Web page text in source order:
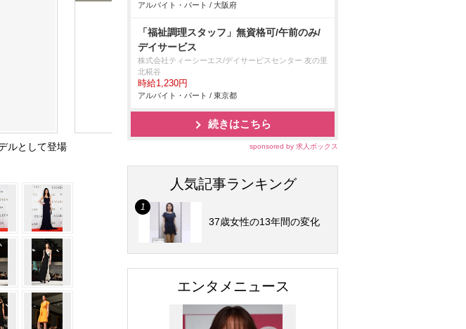
ルとして登場
アルバイト・パート / 大阪府
「福祉調理スタッフ」無資格可/午前のみ/
デイサービス
株式会社ティーシーエス/デイサービスセンター 友の里
北糀谷
時給1,230円
アルバイト・パート / 東京都
続きはこちら
sponsored by 求人ボックス
人気記事ランキング
37歳女性の13年間の変化
エンタメニュース